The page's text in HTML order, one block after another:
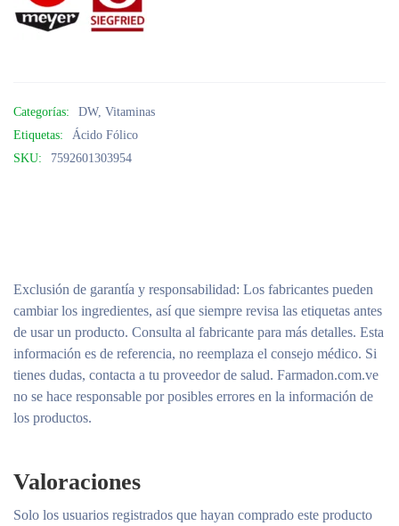
Categorías: DW, Vitaminas
Etiquetas:
Ácido Fólico
SKU:
7592601303954
Exclusión de garantía y responsabilidad: Los fabricantes pueden
cambiar los ingredientes, así que siempre revisa las etiquetas antes
de usar un producto. Consulta al fabricante para más detalles. Esta
información es de referencia, no reemplaza el consejo médico. Si
tienes dudas, contacta a tu proveedor de salud. Farmadon.com.ve
no se hace responsable por posibles errores en la información de
los productos.
Valoraciones
Solo los usuarios registrados que hayan comprado este producto